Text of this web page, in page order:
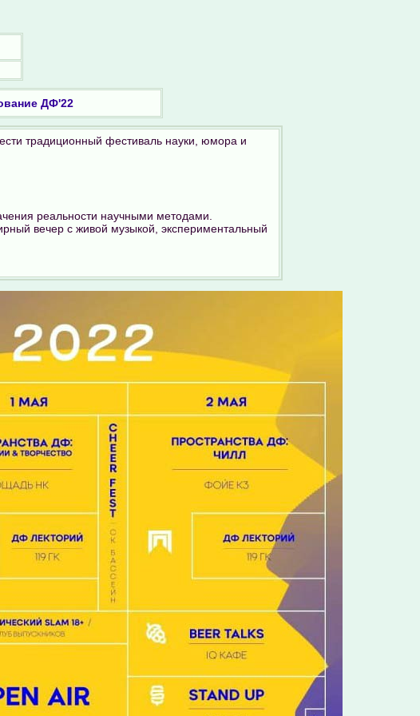
ДФ'22
традиционный фестиваль науки, юмора и
реальности научными методами.
вечер с живой музыкой, экспериментальный